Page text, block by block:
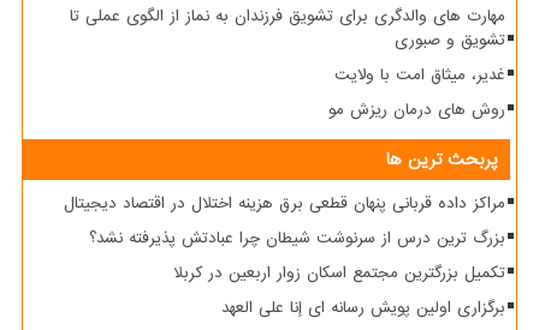
مهارت های والدگری برای تشویق فرزندان به نماز از الگوی عملی تا
تشویق و صبوری
غدیر، میثاق امت با ولایت
روش های درمان ریزش مو
پربحث ترین ها
مراکز داده قربانی پنهان قطعی برق هزینه اختلال در اقتصاد دیجیتال
بزرگ ترین درس از سرنوشت شیطان چرا عبادتش پذیرفته نشد؟
تکمیل بزرگترین مجتمع اسکان زوار اربعین در کربلا
برگزاری اولین پویش رسانه ای إنا علی العهد